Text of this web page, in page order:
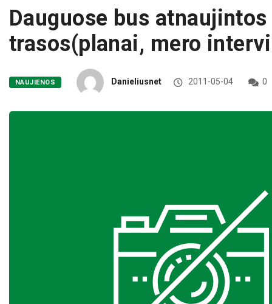
Dauguose bus
trasos(planai, mero
NAUJIENOS Danieliusnet 2011-05-04 0